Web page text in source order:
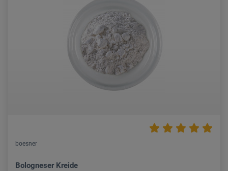
boesner
Bologneser Kreide